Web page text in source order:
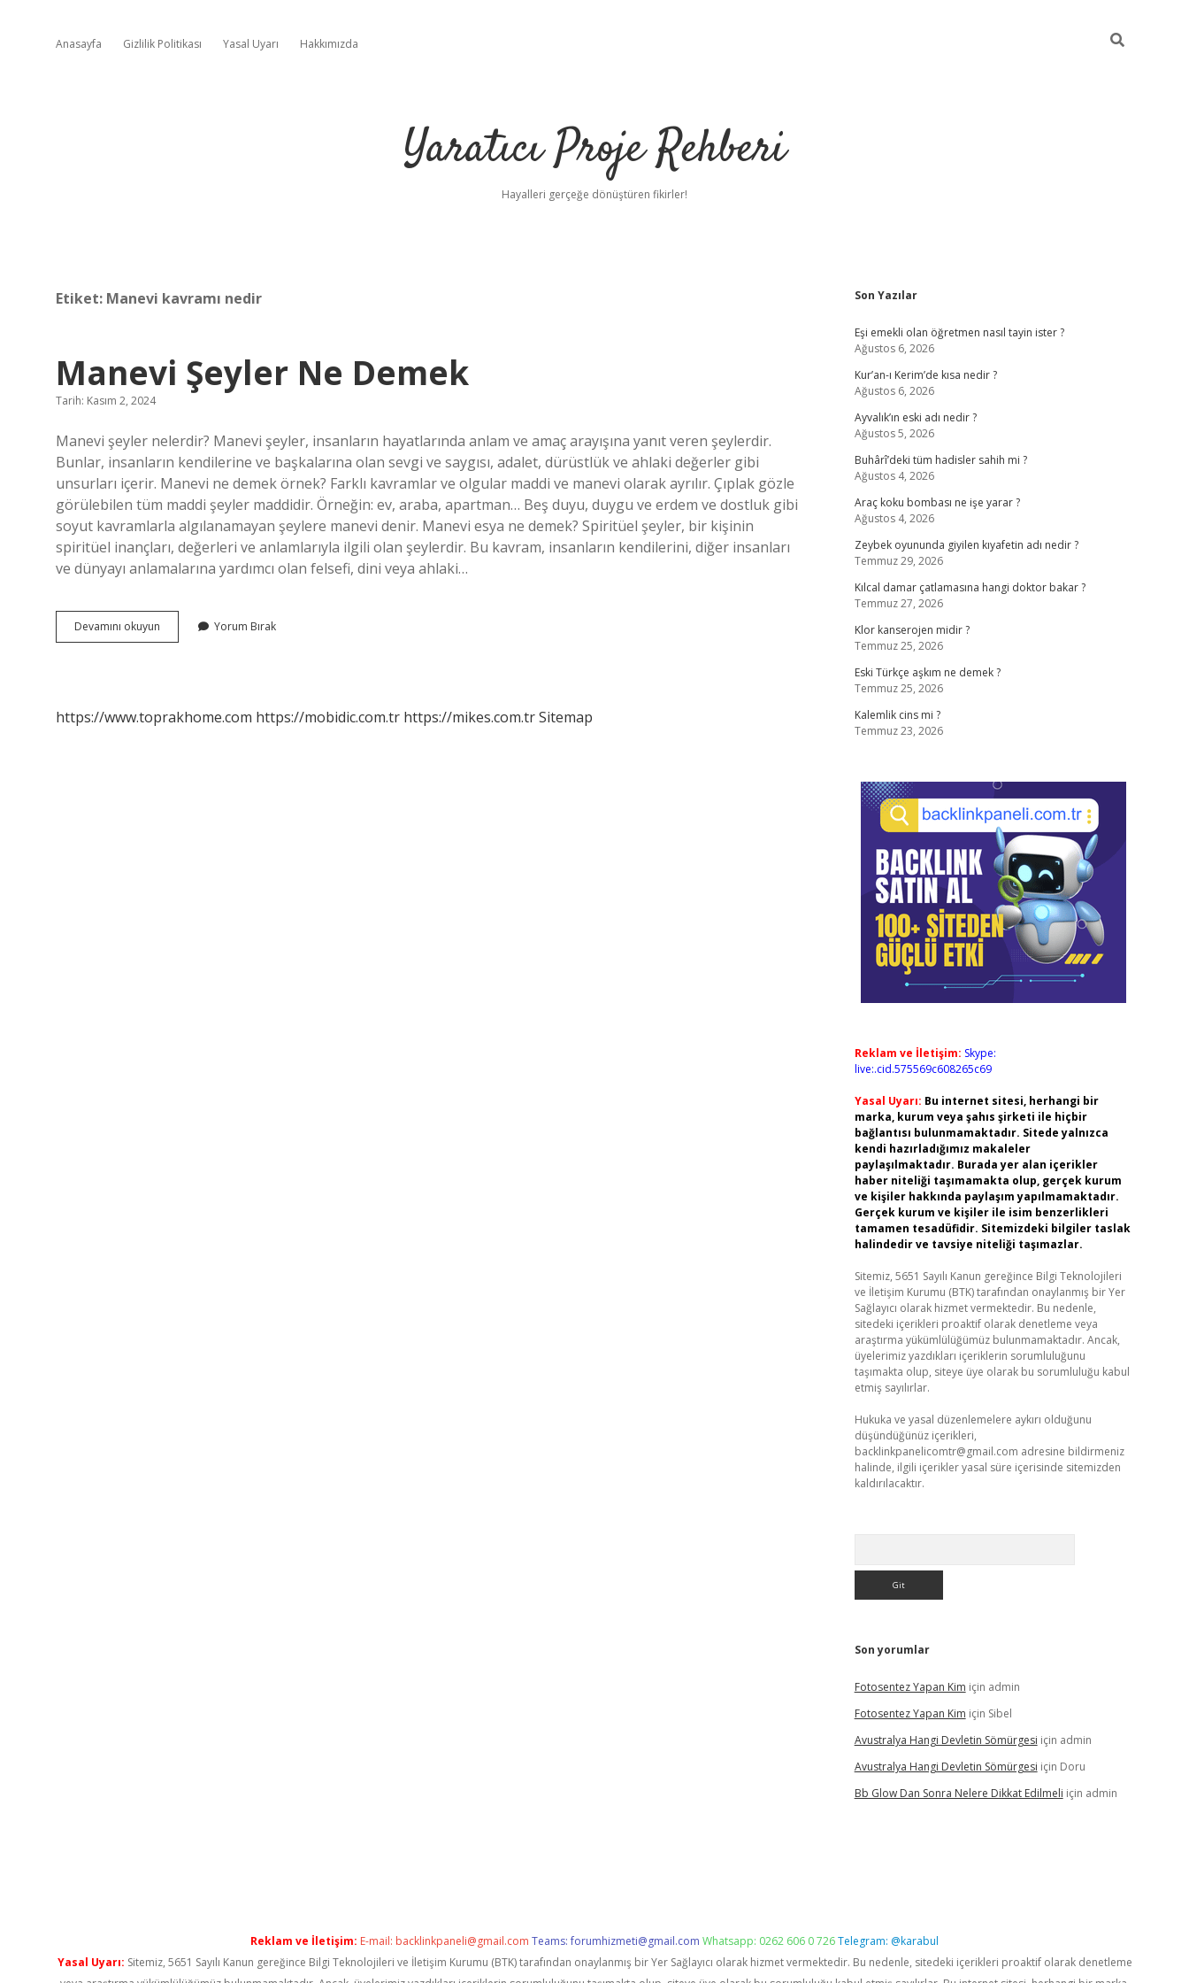
Anasayfa Gizlilik Politikası Yasal Uyarı Hakkımızda
Yaratıcı Proje Rehberi
Hayalleri gerçeğe dönüştüren fikirler!
Etiket: Manevi kavramı nedir
Manevi Şeyler Ne Demek
Tarih: Kasım 2, 2024
Manevi şeyler nelerdir? Manevi şeyler, insanların hayatlarında anlam ve amaç arayışına yanıt veren şeylerdir.
Bunlar, insanların kendilerine ve başkalarına olan sevgi ve saygısı, adalet, dürüstlük ve ahlaki değerler gibi
unsurları içerir. Manevi ne demek örnek? Farklı kavramlar ve olgular maddi ve manevi olarak ayrılır. Çıplak gözle
görülebilen tüm maddi şeyler maddidir. Örneğin: ev, araba, apartman… Beş duyu, duygu ve erdem ve dostluk gibi
soyut kavramlarla algılanamayan şeylere manevi denir. Manevi esya ne demek? Spiritüel şeyler, bir kişinin
spiritüel inançları, değerleri ve anlamlarıyla ilgili olan şeylerdir. Bu kavram, insanların kendilerini, diğer insanları
ve dünyayı anlamalarına yardımcı olan felsefi, dini veya ahlaki…
Devamını okuyun
Şeyler
Yorum Bırak
https://www.toprakhome.com https://mobidic.com.tr https://mikes.com.trSitemap
Sidebar
Son Yazılar
Eşi emekli olan öğretmen nasıl tayin ister ?
Ağustos 6, 2026
Kur’an-ı Kerim’de kısa nedir ?
Ağustos 6, 2026
Ayvalık’ın eski adı nedir ?
Ağustos 5, 2026
Buhârî’deki tüm hadisler sahih mi ?
Ağustos 4, 2026
Araç koku bombası ne işe yarar ?
Ağustos 4, 2026
Zeybek oyununda giyilen kıyafetin adı nedir ?
Temmuz 29, 2026
Kılcal damar çatlamasına hangi doktor bakar ?
Temmuz 27, 2026
Klor kanserojen midir ?
Temmuz 25, 2026
Eski Türkçe aşkım ne demek ?
Temmuz 25, 2026
Kalemlik cins mi ?
Temmuz 23, 2026
Reklam ve İletişim: Skype:
live:.cid.575569c608265c69
Yasal Uyarı: Bu internet sitesi, herhangi bir
marka, kurum veya şahıs şirketi ile hiçbir
bağlantısı bulunmamaktadır. Sitede yalnızca
kendi hazırladığımız makaleler
paylaşılmaktadır. Burada yer alan içerikler
haber niteliği taşımamakta olup, gerçek kurum
ve kişiler hakkında paylaşım yapılmamaktadır.
Gerçek kurum ve kişiler ile isim benzerlikleri
tamamen tesadüfidir. Sitemizdeki bilgiler taslak
halindedir ve tavsiye niteliği taşımazlar.
Sitemiz, 5651 Sayılı Kanun gereğince Bilgi Teknolojileri
ve İletişim Kurumu (BTK) tarafından onaylanmış bir Yer
Sağlayıcı olarak hizmet vermektedir. Bu nedenle,
sitedeki içerikleri proaktif olarak denetleme veya
araştırma yükümlülüğümüz bulunmamaktadır. Ancak,
üyelerimiz yazdıkları içeriklerin sorumluluğunu
taşımakta olup, siteye üye olarak bu sorumluluğu kabul
etmiş sayılırlar.
Hukuka ve yasal düzenlemelere aykırı olduğunu
düşündüğünüz içerikleri,
backlinkpanelicomtr@gmail.com adresine bildirmeniz
halinde, ilgili içerikler yasal süre içerisinde sitemizden
kaldırılacaktır.
Son yorumlar
Fotosentez Yapan Kim için admin
Fotosentez Yapan Kim için Sibel
Avustralya Hangi Devletin Sömürgesi için admin
Avustralya Hangi Devletin Sömürgesi için Doru
Bb Glow Dan Sonra Nelere Dikkat Edilmeli için admin
Reklam ve İletişim: E-mail: backlinkpaneli@gmail.com Teams:forumhizmeti@gmail.com Whatsapp: 0262 606 0 726Telegram: @karabul
Yasal Uyarı: Sitemiz, 5651 Sayılı Kanun gereğince Bilgi Teknolojileri ve İletişim Kurumu (BTK) tarafından onaylanmış bir Yer Sağlayıcı olarak hizmet vermektedir. Bu nedenle, sitedeki içerikleri proaktif olarak denetleme